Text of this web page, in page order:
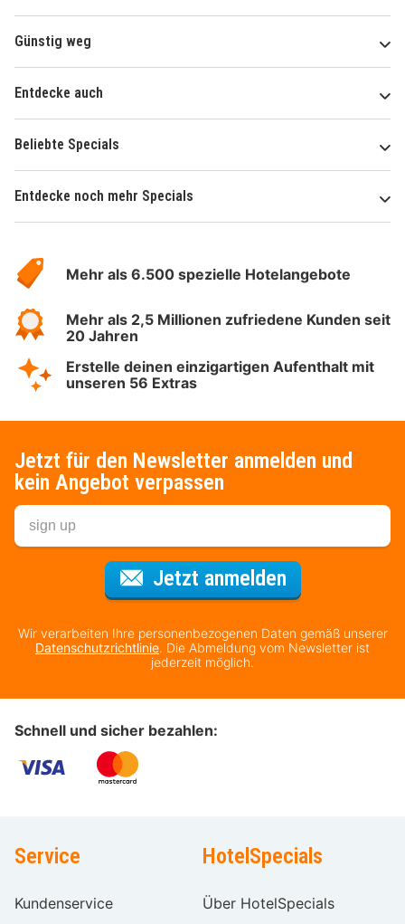
Günstig weg
Entdecke auch
Beliebte Specials
Entdecke noch mehr Specials
Hotelspecials
Mehr als 6.500 spezielle Hotelangebote
Mehr als 2,5 Millionen zufriedene Kunden seit
20 Jahren
Erstelle deinen einzigartigen Aufenthalt mit
unseren 56 Extras
Jetzt für den Newsletter anmelden und
kein Angebot verpassen
Jetzt anmeldenFür den
Wir verarbeiten Ihre personenbezogenen Daten gemäß unserer
Datenschutzrichtlinie. Die Abmeldung vom Newsletter ist
jederzeit möglich.
Schnell und sicher bezahlen:
Service
Kundenservice
HotelSpecials
Über HotelSpecials